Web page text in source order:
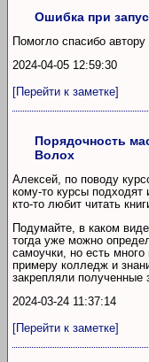
Ошибка при
Помогло спасибо автору
2024-04-05 12:59:30
[Перейти к заметке]
Порядочность
Волох
Алексей, по поводу
кому-то курсы
кто-то любит читать
Подумайте, в каком
тогда уже можно
самоучки, но есть
примеру колледж и
закрепляли полученные
2024-03-24 11:37:14
[Перейти к заметке]